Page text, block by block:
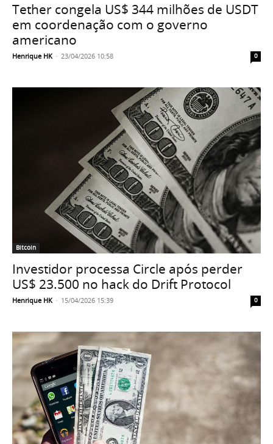
Tether congela US$ 344 milhões de USDT
em coordenação com o governo
americano
Henrique HK - 23/04/2026 10:58 0
Bitcoin
Investidor processa Circle após perder
US$ 23.500 no hack do Drift Protocol
Henrique HK - 15/04/2026 15:39 0